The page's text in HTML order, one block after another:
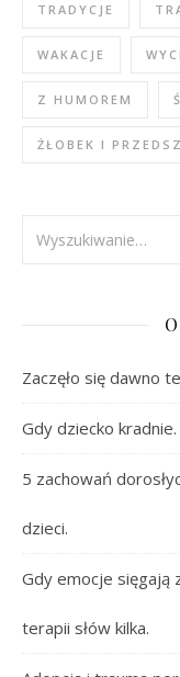
TRADYCJE
WAKACJE
Z HUMOREM
ŻŁOBEK I
Zaczęło się dawno
Gdy dziecko kradnie.
5 zachowań
dzieci.
Gdy emocje sięgają
terapii słów kilka.